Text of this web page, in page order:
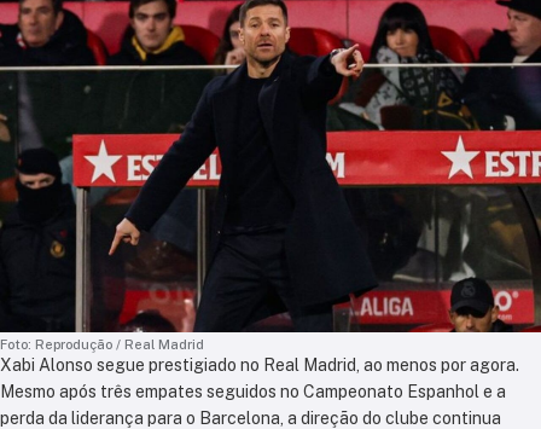
Foto: Reprodução / Real Madrid
Xabi Alonso segue prestigiado no Real Madrid, ao menos por agora.
Mesmo após três empates seguidos no Campeonato Espanhol e a
perda da liderança para o Barcelona, a direção do clube continua